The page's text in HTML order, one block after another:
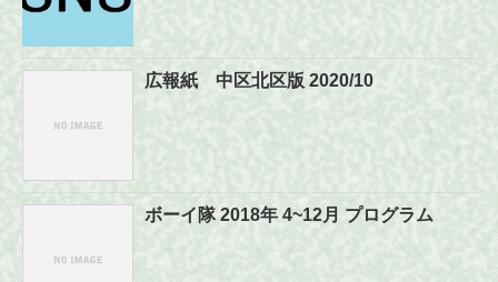
広報紙 中区北区版 2020/10
ボーイ隊 2018年 4~12月 プログラム